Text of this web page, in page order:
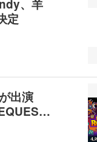
、羊
定
出演